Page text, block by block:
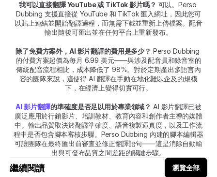
我可以直接翻譯 YouTube 或 TikTok 影片嗎？ 可以。Perso
Dubbing 支援直接從 YouTube 和 TikTok 匯入網址，因此您可
以貼上連結並開始翻譯過程，而無需下載並重新上傳檔案。配音
輸出隨後可匯出並在任何平台上重新發布。
除了免費方案外，AI 影片翻譯的費用是多少？ Perso Dubbing
的付費方案起價為每月 6.99 美元——與涉及配音員和錄音室的
傳統配音流程相比，成本降低了 98%。對於定期產出多語言內
容的團隊來說，這使得 AI 翻譯在手動在地化難以企及的規模
下，在經濟上變得切實可行。
AI 影片翻譯的準確度是否足以用於專業領域？ AI 影片翻譯已被
廣泛應用於行銷影片、培訓教材、教育內容和創作者主導的媒體
中。輸出品質取決於翻譯準確度、語音複製逼真度，以及工作流
程中是否包含腳本審核步驟。Perso Dubbing 內建的腳本編輯器
可讓團隊在最終匯出前審查並修正翻譯語句——這是消除自動輸
出與可發布品質之間差距的關鍵步驟。
繼續閱讀 瀏覽全部